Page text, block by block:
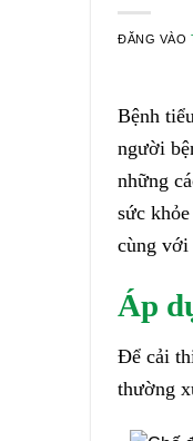
ĐĂNG VÀO
Bệnh
người
những
sức
cùng với
Áp
Để cải
thường